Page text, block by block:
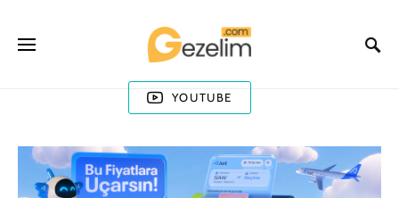
YOUTUBE